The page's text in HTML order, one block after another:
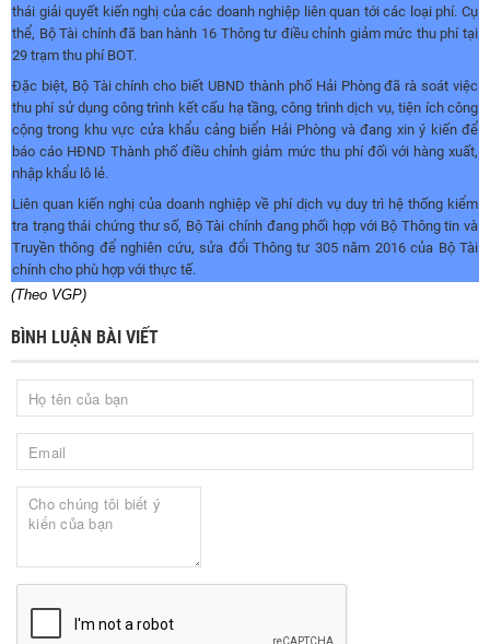
thái giải quyết kiến nghị của các doanh nghiệp liên quan tới các loại phí. Cụ
thể, Bộ Tài chính đã ban hành 16 Thông tư điều chỉnh giảm mức thu phí tại
29 trạm thu phí BOT.
Đặc biệt, Bộ Tài chính cho biết UBND thành phố Hải Phòng đã rà soát việc
thu phí sử dụng công trình kết cấu hạ tầng, công trình dịch vụ, tiện ích công
cộng trong khu vực cửa khẩu cảng biển Hải Phòng và đang xin ý kiến để
báo cáo HĐND Thành phố điều chỉnh giảm mức thu phí đối với hàng xuất,
nhập khẩu lô lẻ.
Liên quan kiến nghị của doanh nghiệp về phí dịch vụ duy trì hệ thống kiểm
tra trạng thái chứng thư số, Bộ Tài chính đang phối hợp với Bộ Thông tin và
Truyền thông để nghiên cứu, sửa đổi Thông tư 305 năm 2016 của Bộ Tài
chính cho phù hợp với thực tế.
(Theo VGP)
BÌNH LUẬN BÀI VIẾT